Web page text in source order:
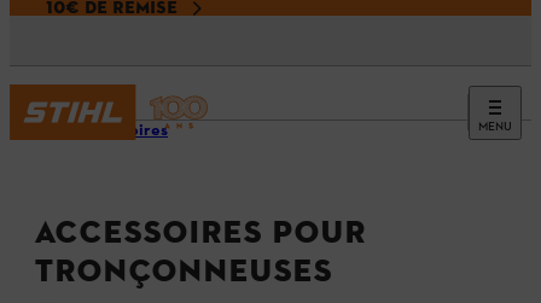
10€ DE REMISE
MENU
Accessoires
ACCESSOIRES POUR
TRONÇONNEUSES